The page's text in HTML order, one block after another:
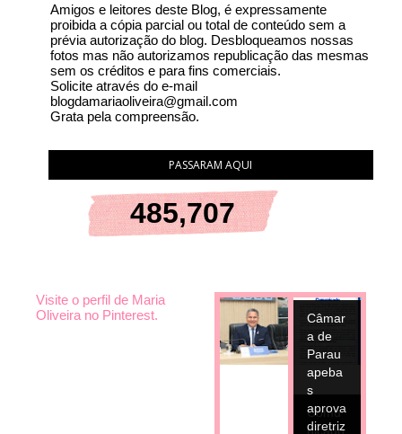
Amigos e leitores deste Blog, é expressamente
proibida a cópia parcial ou total de conteúdo sem a
prévia autorização do blog. Desbloqueamos nossas
fotos mas não autorizamos republicação das mesmas
sem os créditos e para fins comerciais.
Solicite através do e-mail
blogdamariaoliveira@gmail.com
Grata pela compreensão.
PASSARAM AQUI
485,707
Visite o perfil de Maria
Oliveira no Pinterest.
Comu
nicado
10 JUL
2026
Câmar
a de
Parau
apeba
s
aprova
diretriz